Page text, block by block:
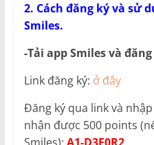
2. Cách đăng ký và sử
Smiles.
-Tải app Smiles và
Link đăng ký: ở đây
Đăng ký qua link và
nhận được 500 points